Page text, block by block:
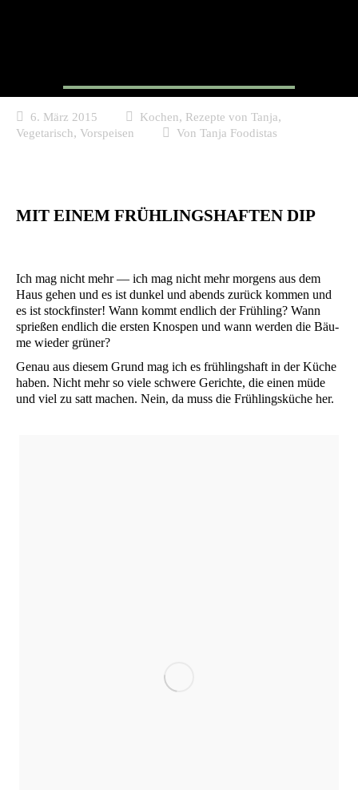
6. März 2015 Kochen, Rezepte von Tanja,
Vegetarisch, Vorspeisen Von Tanja Foodistas
MIT EINEM FRÜHLINGSHAFTEN DIP
Ich mag nicht mehr — ich mag nicht mehr mor­gens aus dem
Haus gehen und es ist dun­kel und abends zurück kom­men und
es ist stock­fins­ter! Wann kommt end­lich der Früh­ling? Wann
sprie­ßen end­lich die ers­ten Knos­pen und wann wer­den die Bäu­
me wie­der grüner?
Genau aus die­sem Grund mag ich es früh­lings­haft in der Küche
haben. Nicht mehr so vie­le schwe­re Gerich­te, die einen müde
und viel zu satt machen. Nein, da muss die Früh­lings­kü­che her.